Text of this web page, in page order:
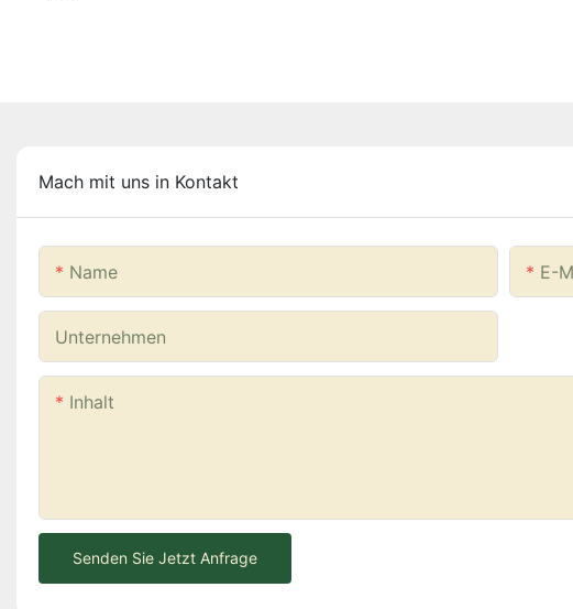
Mach mit uns in Kontakt
Name E-
Unternehmen
Inhalt
Senden Sie Jetzt Anfrage